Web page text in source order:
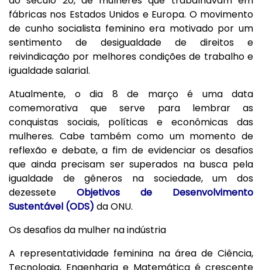
fábricas nos Estados Unidos e Europa. O movimento
de cunho socialista feminino era motivado por um
sentimento de desigualdade de direitos e
reivindicação por melhores condições de trabalho e
igualdade salarial.
Atualmente, o dia 8 de março é uma data
comemorativa que serve para lembrar as
conquistas sociais, políticas e econômicas das
mulheres. Cabe também como um momento de
reflexão e debate, a fim de evidenciar os desafios
que ainda precisam ser superados na busca pela
igualdade de gêneros na sociedade, um dos
dezessete Objetivos de Desenvolvimento
Sustentável (ODS) da ONU.
Os desafios da mulher na indústria
A representatividade feminina na área de Ciência,
Tecnologia, Engenharia e Matemática é crescente